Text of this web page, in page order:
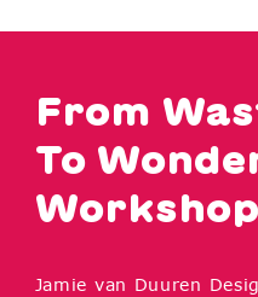
From
To
Jamie van Duuren